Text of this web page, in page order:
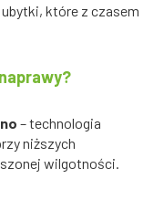
które z czasem
– technologia
niższych
wilgotności.